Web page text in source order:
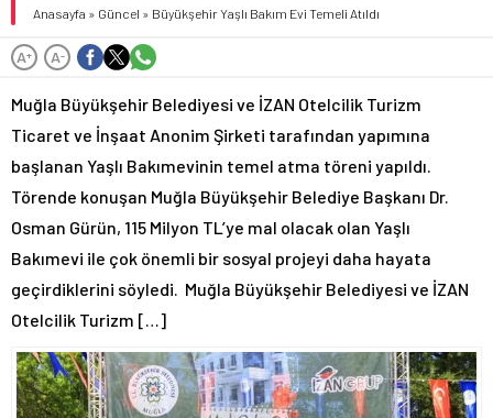
Anasayfa » Güncel » Büyükşehir Yaşlı Bakım Evi Temeli Atıldı
A+ A-
Muğla Büyükşehir Belediyesi ve İZAN Otelcilik Turizm
Ticaret ve İnşaat Anonim Şirketi tarafından yapımına
başlanan Yaşlı Bakımevinin temel atma töreni yapıldı.
Törende konuşan Muğla Büyükşehir Belediye Başkanı Dr.
Osman Gürün, 115 Milyon TL’ye mal olacak olan Yaşlı
Bakımevi ile çok önemli bir sosyal projeyi daha hayata
geçirdiklerini söyledi. Muğla Büyükşehir Belediyesi ve İZAN
Otelcilik Turizm […]